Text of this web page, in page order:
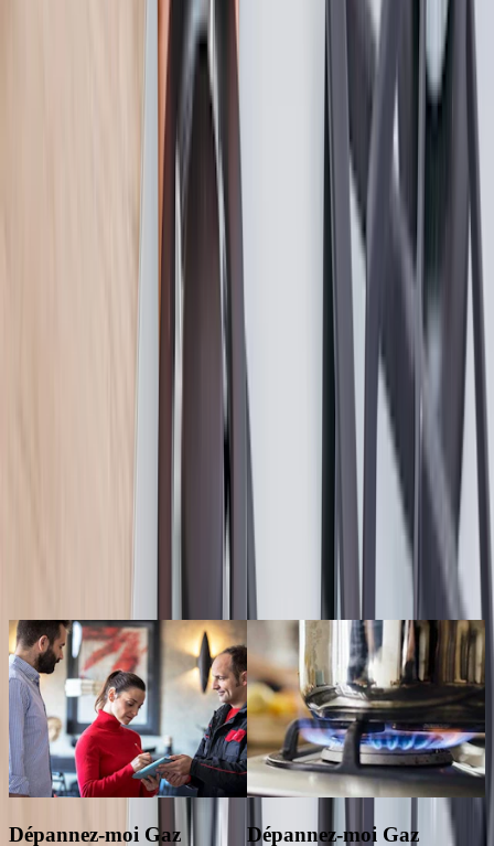
Souscrivez un abonnement dépannage gaz
pour avoir l'esprit tranquille !
Souscrire un contrat de dépannage gaz c'est avoir l'assurance d'une
intervention rapide chez vous en cas de fuite de gaz.
Si un jour vous sentez une odeur de gaz chez vous, il vous suffit de
contacter notre service client pour bénéficier dans les plus brefs
délais d'une recherche et réparation de fuite par un professionnel.
Nos abonnements proposent également un diagnostic de votre
installation de gaz tous les 3 ans !
Nos abonnements gaz les plus souscrits
Dépannez-moi Gaz Dépannez-moi Gaz